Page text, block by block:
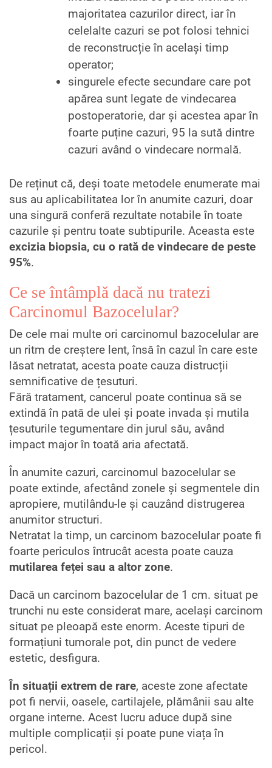
majoritatea cazurilor direct, iar în
celelalte cazuri se pot folosi tehnici
de reconstrucție în același timp
operator;
singurele efecte secundare care pot
apărea sunt legate de vindecarea
postoperatorie, dar și acestea apar în
foarte puține cazuri, 95 la sută dintre
cazuri având o vindecare normală.
De reținut că, deși toate metodele enumerate mai
sus au aplicabilitatea lor în anumite cazuri, doar
una singură conferă rezultate notabile în toate
cazurile și pentru toate subtipurile. Aceasta este
excizia biopsia, cu o rată de vindecare de peste
95%.
Ce se întâmplă dacă nu tratezi
Carcinomul Bazocelular?
De cele mai multe ori carcinomul bazocelular are
un ritm de creștere lent, însă în cazul în care este
lăsat netratat, acesta poate cauza distrucții
semnificative de țesuturi.
Fără tratament, cancerul poate continua să se
extindă în pată de ulei și poate invada și mutila
țesuturile tegumentare din jurul său, având
impact major în toată aria afectată.
În anumite cazuri, carcinomul bazocelular se
poate extinde, afectând zonele și segmentele din
apropiere, mutilându-le și cauzând distrugerea
anumitor structuri.
Netratat la timp, un carcinom bazocelular poate fi
foarte periculos întrucât acesta poate cauza
mutilarea feței sau a altor zone.
Dacă un carcinom bazocelular de 1 cm. situat pe
trunchi nu este considerat mare, același carcinom
situat pe pleoapă este enorm. Aceste tipuri de
formațiuni tumorale pot, din punct de vedere
estetic, desfigura.
În situații extrem de rare, aceste zone afectate
pot fi nervii, oasele, cartilajele, plămânii sau alte
organe interne. Acest lucru aduce după sine
multiple complicații și poate pune viața în
pericol.